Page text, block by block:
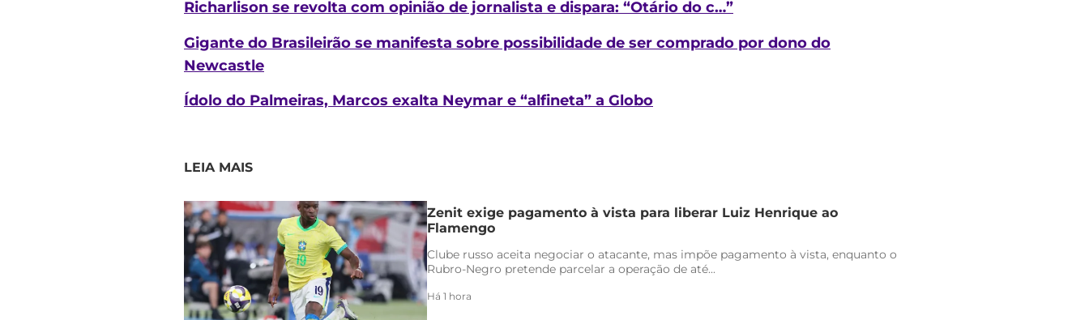
Richarlison se revolta com opinião de jornalista e dispara: “Otário do c…”
Gigante do Brasileirão se manifesta sobre possibilidade de ser comprado por dono do
Newcastle
Ídolo do Palmeiras, Marcos exalta Neymar e “alfineta” a Globo
LEIA MAIS
Zenit exige pagamento à vista para liberar Luiz Henrique ao
Flamengo
Clube russo aceita negociar o atacante, mas impõe pagamento à vista, enquanto o
Rubro-Negro pretende parcelar a operação de até...
Há 1 hora